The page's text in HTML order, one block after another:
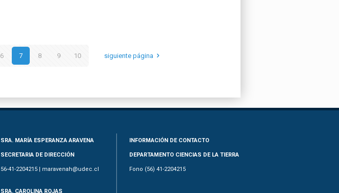
6 7 8 9 10 siguiente página
SRA. MARÍA ESPERANZA ARAVENA
SECRETARIA DE DIRECCIÓN
56-41-2204215 | maravenah@udec.cl
SRA. CAROLINA ROJAS
INFORMACIÓN DE CONTACTO
DEPARTAMENTO CIENCIAS DE LA TIERRA
Fono (56) 41-2204215